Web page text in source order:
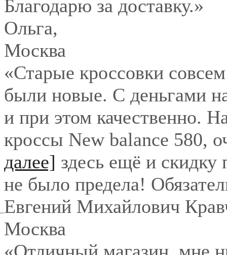
Благодарю за доставку.»
Ольга,
Москва
«Старые кроссовки
были новые. С деньгами
и при этом качественно.
кроссы New balance 580,
далее] здесь ещё и
не было предела!
Евгений Михайлович
Москва